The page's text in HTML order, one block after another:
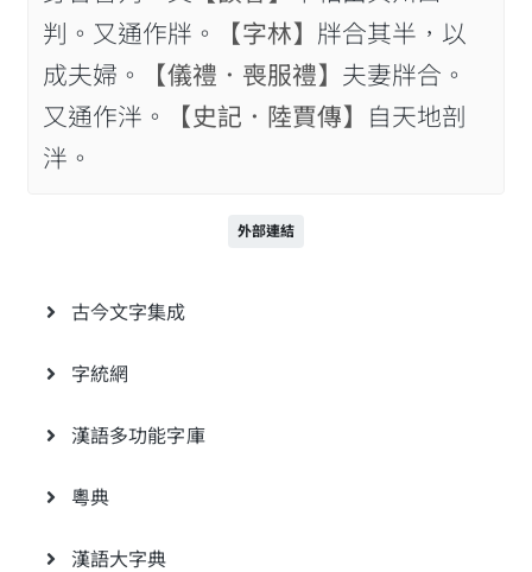
判。又通作牉。
【字林】 牉合其半，以
成夫婦。
【儀禮．喪服禮】 夫妻牉合。
又通作泮。
【史記．陸賈傳】
自天地剖
泮。
外部連結
古今文字集成
字統網
漢語多功能字庫
粵典
漢語大字典